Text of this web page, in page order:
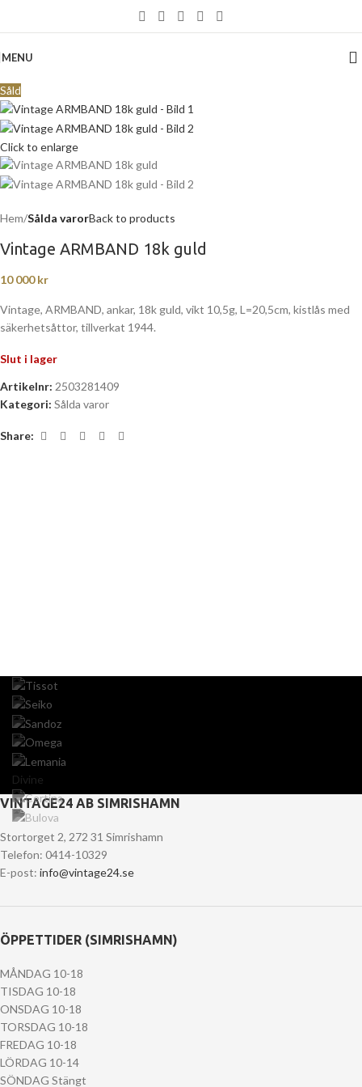
MENU
Såld
Click to enlarge
Hem Sålda varorBack to products
Vintage ARMBAND 18k guld
10 000kr
Vintage, ARMBAND, ankar, 18k guld, vikt 10,5g, L=20,5cm, kistlås med
säkerhetsåttor, tillverkat 1944.
Slut i lager
Artikelnr: 2503281409
Kategori: Sålda varor
Share:
Divine
VINTAGE24 AB SIMRISHAMN
Stortorget 2, 272 31 Simrishamn
Telefon: 0414-10329
E-post: info@vintage24.se
ÖPPETTIDER (SIMRISHAMN)
MÅNDAG 10-18
TISDAG 10-18
ONSDAG 10-18
TORSDAG 10-18
FREDAG 10-18
LÖRDAG 10-14
SÖNDAG Stängt